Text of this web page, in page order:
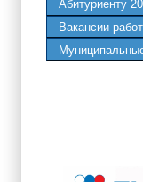
Абитуриенту
Вакансии